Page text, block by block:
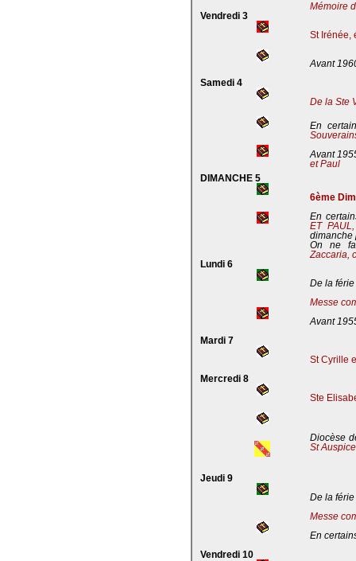
Mémoire
Vendredi 3
St Irénée,
Avant
Samedi 4
De la Ste
En
Avant
et Paul
DIMANCHE 5
6ème
En
ET
dimanche
On ne
Zaccaria,
Lundi 6
De la férie
Messe
Avant
Mardi 7
St Cyrille
Mercredi 8
Ste
Diocèse
St
Jeudi 9
De la férie
Messe
En
Vendredi 10